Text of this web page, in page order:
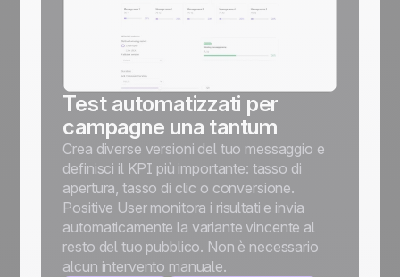
Test automatizzati per
campagne una tantum
Crea diverse versioni del tuo messaggio e
definisci il KPI più importante: tasso di
apertura, tasso di clic o conversione.
Positive User monitora i risultati e invia
automaticamente la variante vincente al
resto del tuo pubblico. Non è necessario
alcun intervento manuale.